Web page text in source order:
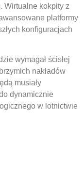
Wirtualne kokpity z
platformy
konfiguracjach
wymagał ścisłej
nakładów
musiały
dynamicznie
w lotnictwie